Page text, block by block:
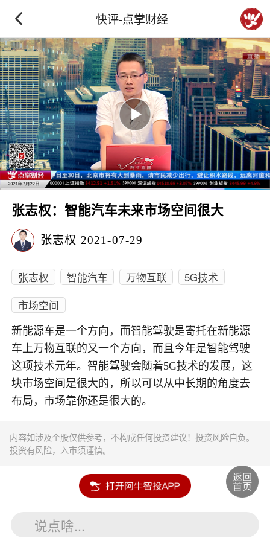
快评-点掌财经
张志权：智能汽车未来市场空间很大
张志权 2021-07-29
张志权 智能汽车 万物互联
5G技术
市场空间
新能源车是一个方向，而智能驾驶是寄托在新能源
车上万物互联的又一个方向，而且今年是智能驾驶
这项技术元年。智能驾驶会随着5G技术的发展，这
块市场空间是很大的，所以可以从中长期的角度去
布局，市场靠你还是很大的。
内容如涉及个股仅供参考，不构成任何投资建议！投资风险自负。
投资有风险，入市须谨慎。
说点啥...